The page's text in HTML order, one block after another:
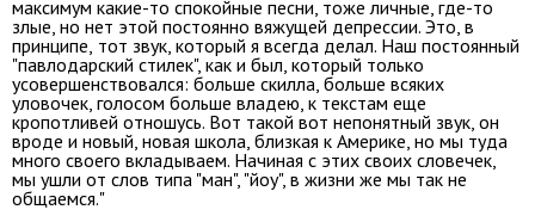
максимум какие-то спокойные песни, тоже личные, где-то
злые, но нет этой постоянно вяжущей депрессии. Это , в
принципе тот звук, который я всегда делал. Наш постоянный
"павлодарский стилек", как и был, который только
усовершенствовался: больше скилла, больше всяких
уловочек, голосом больше владею, к текстам еще
кропотливей отношусь. Вот такой вот непонятный звук, он
вроде и новый, новая школа, близкая к Америке, но мы туда
много своего вкладываем. Начиная с этих своих словечек,
мы ушли от слов типа "ман", "йоу", в жизни же мы так не
общаемся."